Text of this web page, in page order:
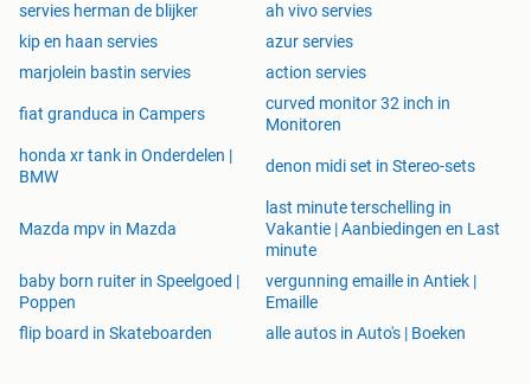
servies herman de blijker
ah vivo servies
kip en haan servies
azur servies
marjolein bastin servies
action servies
fiat granduca in Campers
curved monitor 32 inch in
Monitoren
honda xr tank in Onderdelen |
BMW
denon midi set in Stereo-sets
Mazda mpv in Mazda
last minute terschelling in
Vakantie | Aanbiedingen en Last
minute
baby born ruiter in Speelgoed |
Poppen
vergunning emaille in Antiek |
Emaille
flip board in Skateboarden
alle autos in Auto's | Boeken